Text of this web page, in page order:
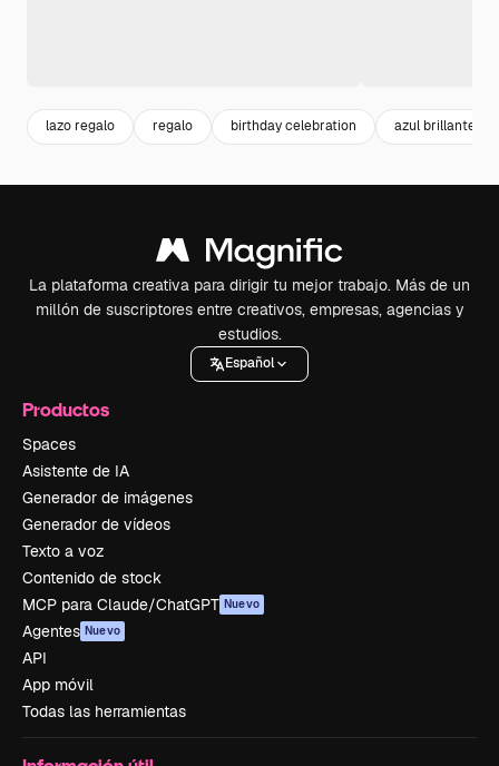
lazo regalo regalo birthday celebration azul brillante
La plataforma creativa para dirigir tu mejor trabajo. Más de un
millón de suscriptores entre creativos, empresas, agencias y
estudios.
Español
Productos
Spaces
Asistente de IA
Generador de imágenes
Generador de vídeos
Texto a voz
Contenido de stock
MCP para Claude/ChatGPT Nuevo
Agentes Nuevo
API
App móvil
Todas las herramientas